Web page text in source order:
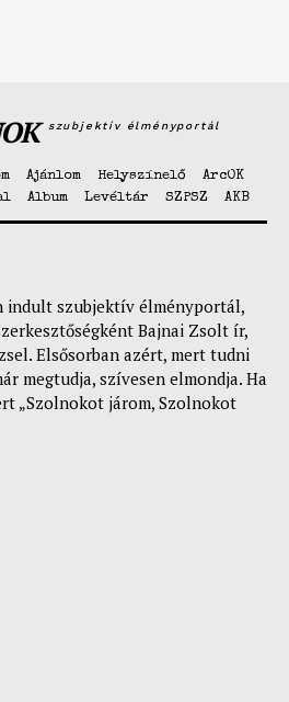
szubjektív élményportál
Ajánlom Helyszínelő
ArcOK
Album Levéltár SZPSZ AKB
indult szubjektív élményportál,
Bajnai Zsolt ír,
Elsősorban azért, mert tudni
megtudja, szívesen elmondja. Ha
„Szolnokot járom, Szolnokot